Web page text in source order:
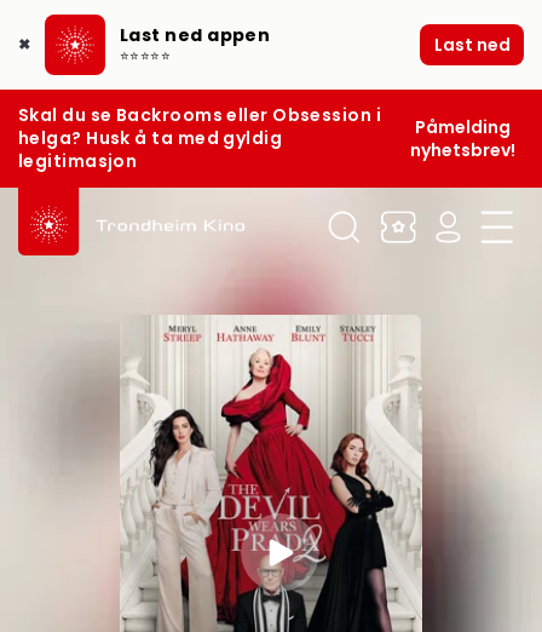
✖ Last ned appen
⭐⭐⭐⭐⭐ Last ned
Skal du se Backrooms eller Obsession i
helga? Husk å ta med gyldig
legitimasjon
Påmelding
nyhetsbrev!